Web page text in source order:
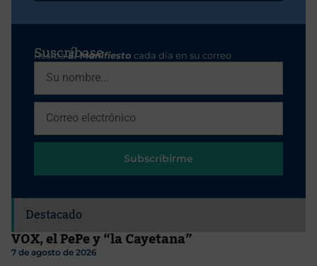
Suscríbase
RecibaEl Manifiesto cada día en su correo
Subscribirme
Destacado
VOX, el PePe y “la Cayetana”
7 de agosto de 2026